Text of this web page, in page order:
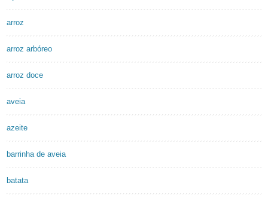
arroz
arroz arbóreo
arroz doce
aveia
azeite
barrinha de aveia
batata